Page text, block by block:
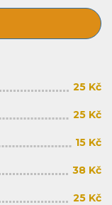
25 Kč
25 Kč
15 Kč
38 Kč
25 Kč